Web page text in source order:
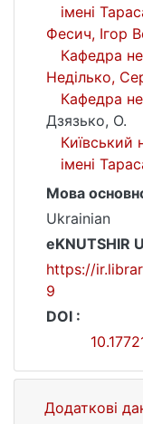
імені
Фесич, Ігор
Кафедра
Неділько,
Кафедра
Дзязько, О.
Київський
імені
Мова
Ukrainian
eKNUTSHIR
https://
9
DOI :
Додаткові